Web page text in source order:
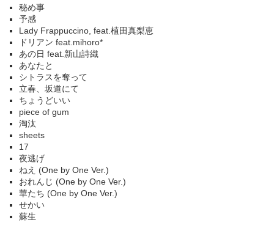
秘め事
予感
Lady Frappuccino, feat.植田真梨恵
ドリアン feat.mihoro*
あの日 feat.新山詩織
あなたと
シトラスを奪って
立春、坂道にて
ちょうどいい
piece of gum
淘汰
sheets
17
夜逃げ
ねえ (One by One Ver.)
おれんじ (One by One Ver.)
華たち (One by One Ver.)
せかい
蘇生